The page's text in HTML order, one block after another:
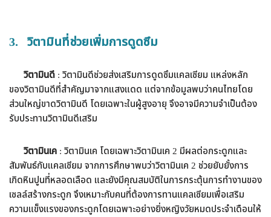
3. วิตามินที่ช่วยเพิ่มการดูดซึม
วิตามินดี : วิตามินดีช่วยส่งเสริมการดูดซึมแคลเซียม แหล่งหลัก
ของวิตามินดีที่สำคัญมาจากแสงแดด แต่จากข้อมูลพบว่าคนไทยโดย
ส่วนใหญ่ขาดวิตามินดี โดยเฉพาะในผู้สูงอายุ จึงอาจมีความจำเป็นต้อง
รับประทานวิตามินดีเสริม
วิตามินเค : วิตามินเค โดยเฉพาะวิตามินเค 2 มีผลต่อกระดูกและ
สัมพันธ์กับแคลเซียม จากการศึกษาพบว่าวิตามินเค 2 ช่วยยับยั้งการ
เกิดหินปูนที่หลอดเลือด และยังมีคุณสมบัติในการกระตุ้นการทำงานของ
เซลล์สร้างกระดูก จึงเหมาะกับคนที่ต้องการทานแคลเซียมเพื่อเสริม
ความแข็งแรงของกระดูกโดยเฉพาะอย่างยิ่งหญิงวัยหมดประจำเดือนให้